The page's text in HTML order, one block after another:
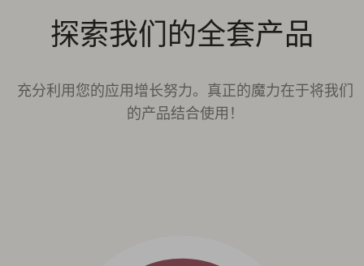
探索我们的全套产品
充分利用您的应用增长努力。真正的魔力在于将我们
的产品结合使用！